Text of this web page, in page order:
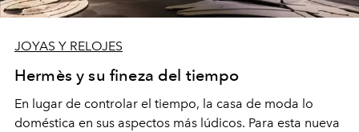
JOYAS Y RELOJES
Hermès y su fineza del tiempo
En lugar de controlar el tiempo, la casa de moda lo
doméstica en sus aspectos más lúdicos. Para esta nueva